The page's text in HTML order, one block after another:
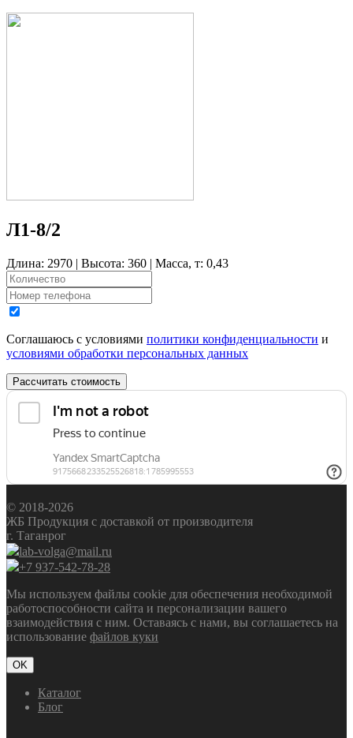
Л1-8/2
Длина: 2970 | Высота: 360 | Масса, т: 0,43
Соглашаюсь с условиями политики конфиденциальности и
условиями обработки персональных данных
Рассчитать стоимость
© 2018-2026
ЖБ Продукция с доставкой от производителя
г. Таганрог
lab-volga@mail.ru
+7 937-542-78-28
Мы используем файлы cookie для обеспечения необходимой
работоспособности сайта и персонализации вашего
взаимодействия с ним. Оставаясь с нами, вы соглашаетесь на
использование файлов куки
OK
Каталог
Блог